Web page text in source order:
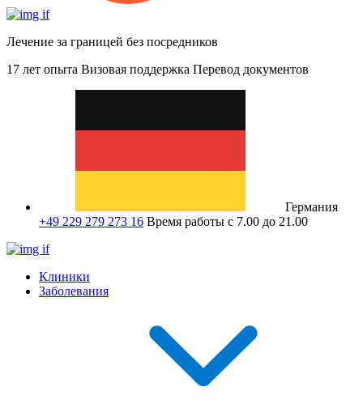
Лечение за границей без посредников
17 лет опыта Визовая поддержка Перевод документов
Германия
+49 229 279 273 16 Время работы с 7.00 до 21.00
Клиники
Заболевания